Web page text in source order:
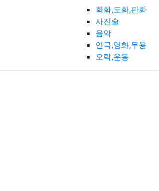
회화,도화,판화
사진술
음악
연극,영화,무용
오락,운동